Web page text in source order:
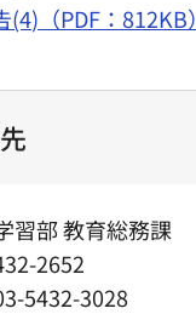
(4)（PDF：812KB）
習部 教育総務課
2652
5432-3028